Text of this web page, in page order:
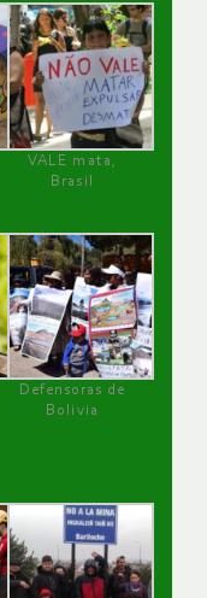
VALE mata,
Brasil
Defensoras de
Bolivia